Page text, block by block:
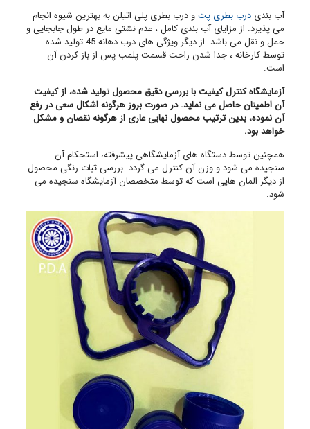
آب بندی درب بطری پتو درب بطری پلی اتیلن به بهترین شیوه انجام
می پذیرد. از مزایای آب بندی کامل ، عدم نشتی مایع در طول جابجایی و
حمل و نقل می باشد. از دیگر ویژگی های درب دهانه 45 تولید شده
توسط کارخانه ، جدا شدن راحت قسمت پلمب پس از باز کردن آن
است.
آزمایشگاه کنترل کیفیت با بررسی دقیق محصول تولید شده، از کیفیت
آن اطمینان حاصل می نماید. در صورت بروز هرگونه اشکال سعی در رفع
آن نموده، بدین ترتیب محصول نهایی عاری از هرگونه نقصان و مشکل
خواهد بود.
همچنین توسط دستگاه های آزمایشگاهی پیشرفته، استحکام آن
سنجیده می شود و وزن آن کنترل می گردد. بررسی ثبات رنگی محصول
از دیگر المان هایی است که توسط متخصصان آزمایشگاه سنجیده می
شود.